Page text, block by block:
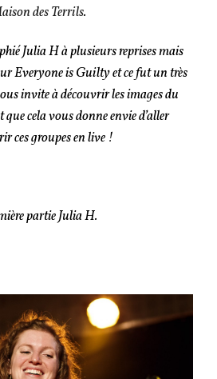
des Terrils.
Julia H à plusieurs reprises mais
Everyone is Guilty et ce fut un très
invite à découvrir les images du
que cela vous donne envie d’aller
ces groupes en live !
partie Julia H.